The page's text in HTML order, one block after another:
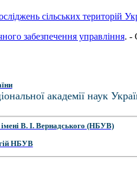
сільських територій
забезпечення управління. -
академії наук
імені В. І. Вернадського (НБУВ)
НБУВ